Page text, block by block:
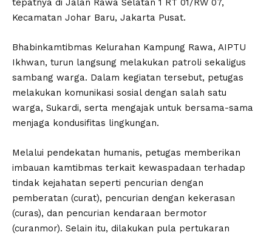
tepatnya di Jalan Rawa Selatan 1 RT 01/RW 07,
Kecamatan Johar Baru, Jakarta Pusat.
Bhabinkamtibmas Kelurahan Kampung Rawa, AIPTU
Ikhwan, turun langsung melakukan patroli sekaligus
sambang warga. Dalam kegiatan tersebut, petugas
melakukan komunikasi sosial dengan salah satu
warga, Sukardi, serta mengajak untuk bersama-sama
menjaga kondusifitas lingkungan.
Melalui pendekatan humanis, petugas memberikan
imbauan kamtibmas terkait kewaspadaan terhadap
tindak kejahatan seperti pencurian dengan
pemberatan (curat), pencurian dengan kekerasan
(curas), dan pencurian kendaraan bermotor
(curanmor). Selain itu, dilakukan pula pertukaran